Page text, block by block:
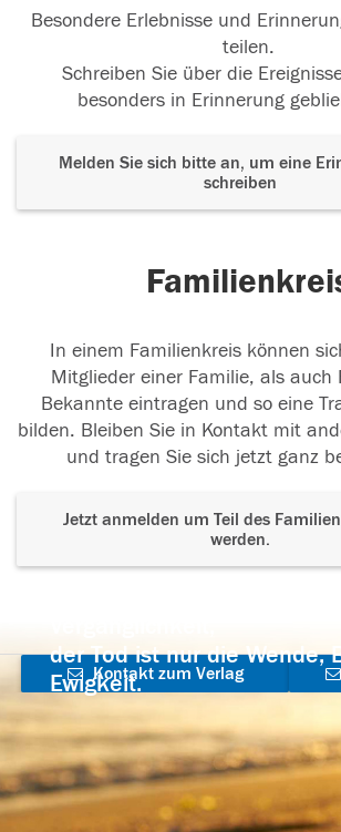
Besondere Erlebnisse und
teilen.
Schreiben Sie über die
besonders in Erinnerung
Melden Sie sich bitte an, um eine
schreiben
In einem Familienkreis können
Mitglieder einer Familie, als auch
Bekannte eintragen und so eine
bilden. Bleiben Sie in Kontakt mit
und tragen Sie sich jetzt ganz
Jetzt anmelden um Teil des
werden.
der Tod ist nur die Wende,
Ewigkeit.
Kontakt zum Verlag
aufnehmen